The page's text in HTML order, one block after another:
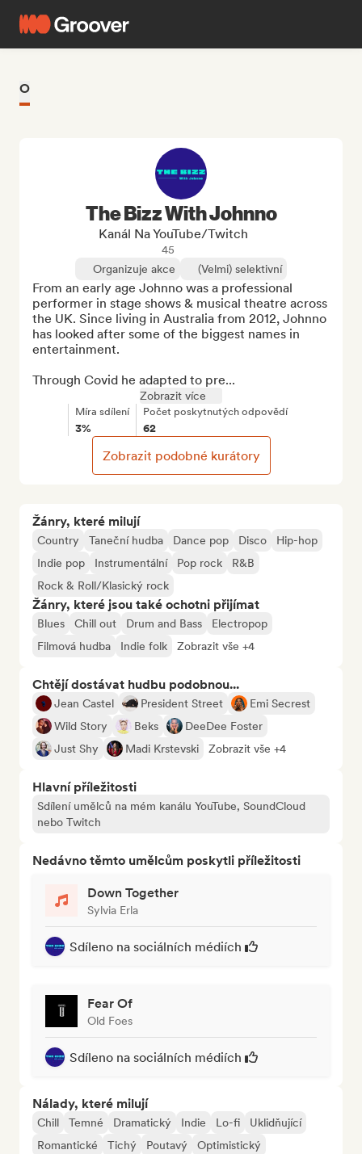
O
Žánry, které milují
Country Taneční hudba Dance pop Disco
Hip-hop
Indie pop
Instrumentální Pop rock
R&B
Rock & Roll/Klasický rock
Žánry, které jsou také ochotni přijímat
Blues Chill out Drum and Bass
Electropop
Filmová hudba
Indie folk Zobrazit vše +4
Chtějí dostávat hudbu podobnou...
Jean Castel President Street
Emi Secrest
Wild Story
Beks
DeeDee Foster
Just Shy
Madi Krstevski Zobrazit vše +4
Hlavní příležitosti
Sdílení umělců na mém kanálu YouTube, SoundCloud
nebo Twitch
Nedávno těmto umělcům poskytli příležitosti
Down Together
Sylvia Erla
Sdíleno na sociálních médiích
Fear Of
Old Foes
Sdíleno na sociálních médiích
Nálady, které milují
Chill Temné Dramatický Indie Lo-fi
Uklidňující
Romantické
Tichý Poutavý Optimistický
The Bizz With Johnno
Kanál Na YouTube/Twitch
45
Organizuje akce
(Velmi) selektivní
From an early age Johnno was a professional
performer in stage shows & musical theatre across
the UK. Since living in Australia from 2012, Johnno
has looked after some of the biggest names in
entertainment.
Through Covid he adapted to pre...
Zobrazit více
Míra sdílení
3%
Počet poskytnutých odpovědí
62
Zobrazit podobné kurátory